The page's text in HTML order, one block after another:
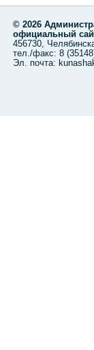
© 2026
официальный
456730,
тел./факс: 8
Эл. почта: